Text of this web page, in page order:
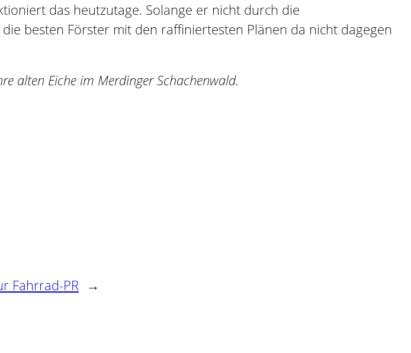
das heutzutage. Solange er nicht durch die
besten Förster mit den raffiniertesten Plänen da nicht dagegen
alten Eiche im Merdinger Schachenwald.
Fahrrad-PR →